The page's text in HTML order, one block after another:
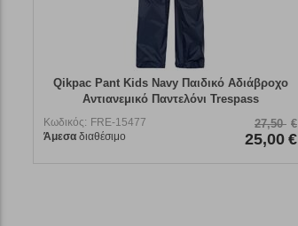
Qikpac Pant Kids Navy Παιδικό Αδιάβροχο
Αντιανεμικό Παντελόνι Trespass
Κωδικός: FRE-15477
Άμεσα διαθέσιμο
27,50 €
25,00 €